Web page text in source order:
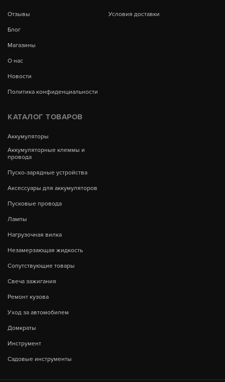
Отзывы
Блог
Магазины
О нас
Новости
Политика конфиденциальности
Условия доставки
КАТАЛОГ ТОВАРОВ
Аккумуляторы
Аккумуляторные клеммы и
провода
Пуско-зарядные устройства
Аксессуары для аккумуляторов
Пусковые провода
Лампы
Нагрузочная вилка
Незамерзающая жидкость
Сопутствующие товары
Свеча зажигания
Ремонт кузова
Уход за автомобилем
Домкраты
Инструмент
Садовые инструменты